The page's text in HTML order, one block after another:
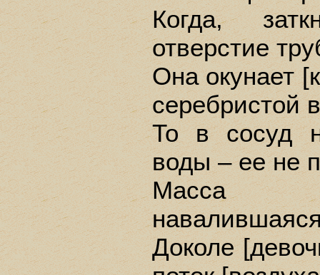
Когда,
отверстие
Она окунает
серебристой
То в сосуд
воды – ее не
Масса
Доколе